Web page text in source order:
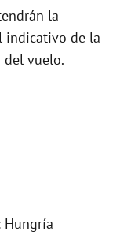
la
indicativo de la
del vuelo.
Hungría